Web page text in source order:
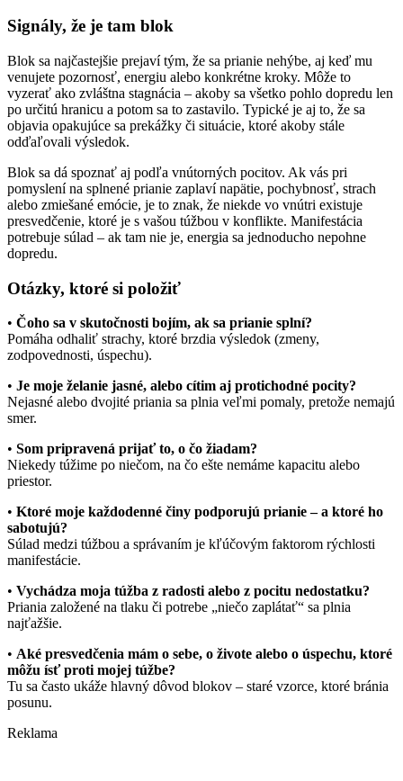
Signály, že je tam blok
Blok sa najčastejšie prejaví tým, že sa prianie nehýbe, aj keď mu
venujete pozornosť, energiu alebo konkrétne kroky. Môže to
vyzerať ako zvláštna stagnácia – akoby sa všetko pohlo dopredu len
po určitú hranicu a potom sa to zastavilo. Typické je aj to, že sa
objavia opakujúce sa prekážky či situácie, ktoré akoby stále
odďaľovali výsledok.
Blok sa dá spoznať aj podľa vnútorných pocitov. Ak vás pri
pomyslení na splnené prianie zaplaví napätie, pochybnosť, strach
alebo zmiešané emócie, je to znak, že niekde vo vnútri existuje
presvedčenie, ktoré je s vašou túžbou v konflikte. Manifestácia
potrebuje súlad – ak tam nie je, energia sa jednoducho nepohne
dopredu.
Otázky, ktoré si položiť
• Čoho sa v skutočnosti bojím, ak sa prianie splní?
Pomáha odhaliť strachy, ktoré brzdia výsledok (zmeny,
zodpovednosti, úspechu).
• Je moje želanie jasné, alebo cítim aj protichodné pocity?
Nejasné alebo dvojité priania sa plnia veľmi pomaly, pretože nemajú
smer.
• Som pripravená prijať to, o čo žiadam?
Niekedy túžime po niečom, na čo ešte nemáme kapacitu alebo
priestor.
• Ktoré moje každodenné činy podporujú prianie – a ktoré ho
sabotujú?
Súlad medzi túžbou a správaním je kľúčovým faktorom rýchlosti
manifestácie.
• Vychádza moja túžba z radosti alebo z pocitu nedostatku?
Priania založené na tlaku či potrebe „niečo zaplátať“ sa plnia
najťažšie.
• Aké presvedčenia mám o sebe, o živote alebo o úspechu, ktoré
môžu ísť proti mojej túžbe?
Tu sa často ukáže hlavný dôvod blokov – staré vzorce, ktoré bránia
posunu.
Reklama